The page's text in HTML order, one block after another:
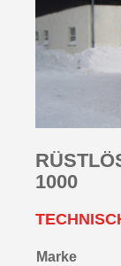
1000
Marke